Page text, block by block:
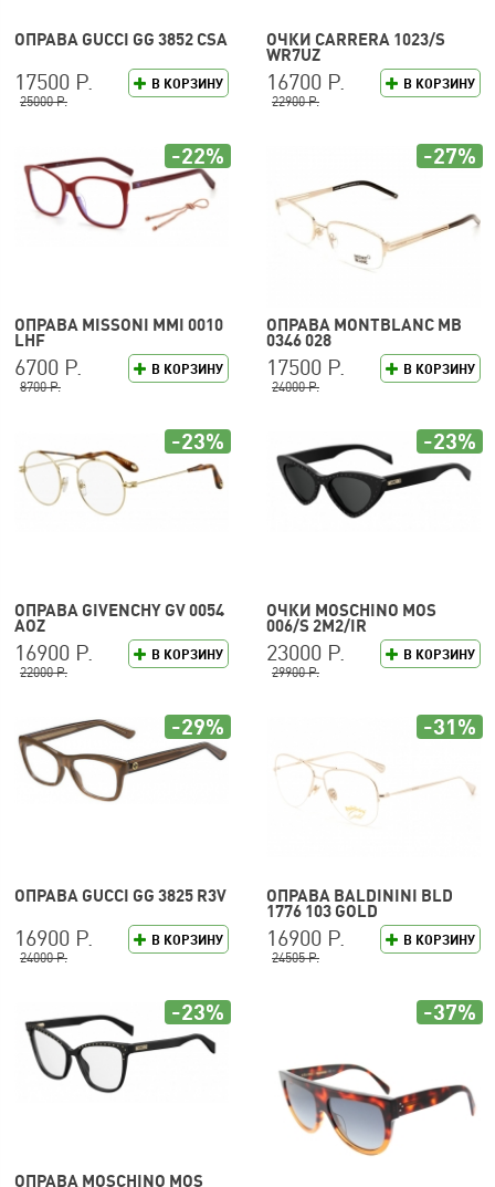
ОПРАВА GUCCI GG 3852 CSA
В КОРЗИНУ
17500 Р.
25000 Р.
ОЧКИ CARRERA 1023/S
WR7UZ
В КОРЗИНУ
16700 Р.
22900 Р.
ОПРАВА MISSONI MMI 0010
LHF
В КОРЗИНУ
6700 Р.
8700 Р.
-22%
ОПРАВА MONTBLANC MB
0346 028
В КОРЗИНУ
17500 Р.
24000 Р.
-27%
ОПРАВА GIVENCHY GV 0054
AOZ
В КОРЗИНУ
16900 Р.
22000 Р.
-23%
ОЧКИ MOSCHINO MOS
006/S 2M2/IR
В КОРЗИНУ
23000 Р.
29900 Р.
-23%
ОПРАВА GUCCI GG 3825 R3V
В КОРЗИНУ
16900 Р.
24000 Р.
-29%
ОПРАВА BALDININI BLD
1776 103 GOLD
В КОРЗИНУ
16900 Р.
24505 Р.
-31%
ОПРАВА MOSCHINO MOS
-23% -37%